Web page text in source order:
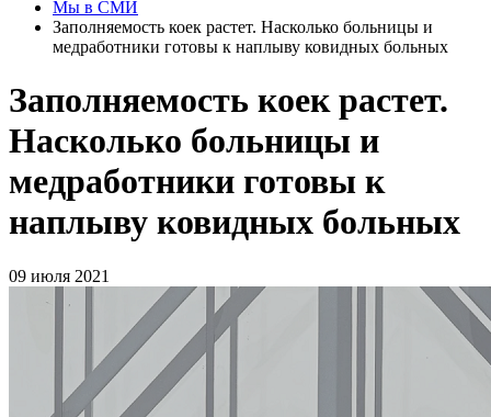
Мы в СМИ
Заполняемость коек растет. Насколько больницы и
медработники готовы к наплыву ковидных больных
Заполняемость коек растет.
Насколько больницы и
медработники готовы к
наплыву ковидных больных
09 июля 2021